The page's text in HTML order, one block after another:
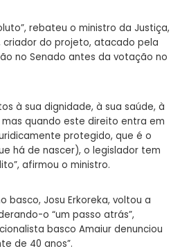
rebateu o ministro da Justiça,
criador do projeto, atacado pela
no Senado antes da votação no
à sua dignidade, à sua saúde, à
quando este direito entra em
protegido, que é o
há de nascer), o legislador tem
afirmou o ministro.
basco, Josu Erkoreka, voltou a
o “um passo atrás”,
basco Amaiur denunciou
de 40 anos”.